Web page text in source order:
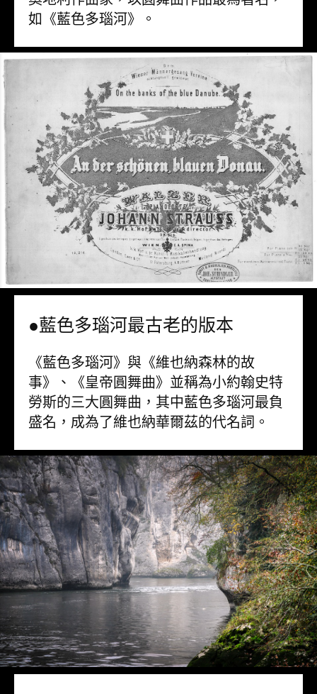
如《藍色多瑙河》。
●藍色多瑙河最古老的版本
《藍色多瑙河》與《維也納森林的故
事》、《皇帝圓舞曲》並稱為小約翰史特
勞斯的三大圓舞曲，其中藍色多瑙河最負
盛名，成為了維也納華爾茲的代名詞。